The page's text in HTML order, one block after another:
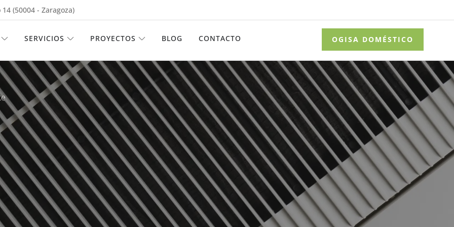
(50004 - Zaragoza)
ABRIR EMPRESA
SERVICIOS ABRIR SERVICIOS
PROYECTOS ABRIR PROYECTOS
BLOG CONTACTO OGISA DOMÉSTICO